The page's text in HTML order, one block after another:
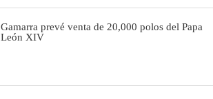
Gamarra prevé venta de 20,000 polos del Papa
León XIV